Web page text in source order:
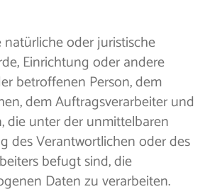
natürliche oder juristische
Einrichtung oder andere
betroffenen Person, dem
dem Auftragsverarbeiter und
die unter der unmittelbaren
des Verantwortlichen oder des
befugt sind, die
Daten zu verarbeiten.